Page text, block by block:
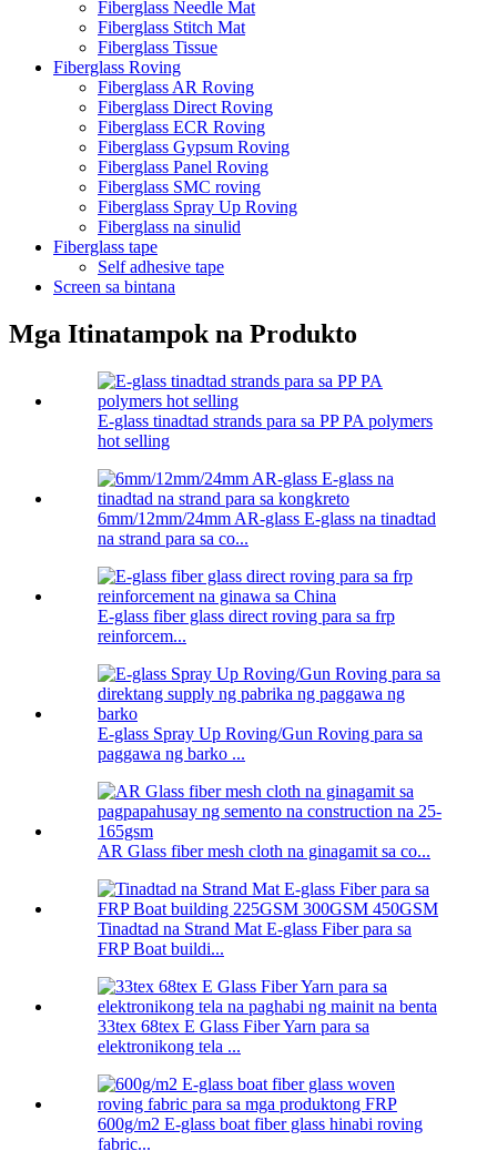
Fiberglass Needle Mat
Fiberglass Stitch Mat
Fiberglass Tissue
Fiberglass Roving
Fiberglass AR Roving
Fiberglass Direct Roving
Fiberglass ECR Roving
Fiberglass Gypsum Roving
Fiberglass Panel Roving
Fiberglass SMC roving
Fiberglass Spray Up Roving
Fiberglass na sinulid
Fiberglass tape
Self adhesive tape
Screen sa bintana
Mga Itinatampok na Produkto
E-glass tinadtad strands para sa PP PA polymers
hot selling
6mm/12mm/24mm AR-glass E-glass na tinadtad
na strand para sa co...
E-glass fiber glass direct roving para sa frp
reinforcem...
E-glass Spray Up Roving/Gun Roving para sa
paggawa ng barko ...
AR Glass fiber mesh cloth na ginagamit sa co...
Tinadtad na Strand Mat E-glass Fiber para sa
FRP Boat buildi...
33tex 68tex E Glass Fiber Yarn para sa
elektronikong tela ...
600g/m2 E-glass boat fiber glass hinabi roving
fabric...